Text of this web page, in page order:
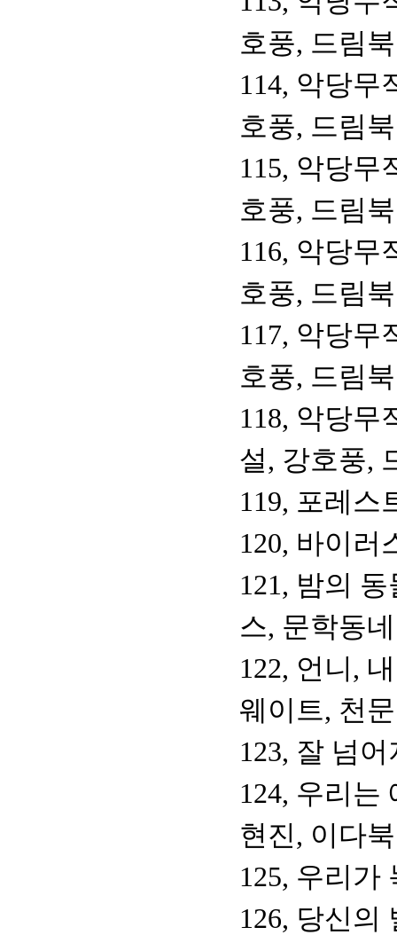
호풍, 드림
114, 악당무
호풍, 드림
115, 악당무
호풍, 드림
116, 악당무
호풍, 드림
117, 악당무
호풍, 드림
118, 악당무
설, 강호풍,
119, 포레스
120, 바이러
121, 밤의
스, 문학동네
122, 언니,
웨이트, 천
123, 잘 넘
124, 우리는
현진, 이다
125, 우리가
126, 당신의